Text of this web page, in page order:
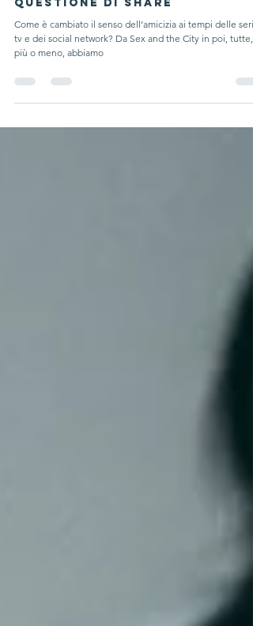
Parola ai giovani
Questione di share
Come è cambiato il senso dell’amicizia ai tempi delle serie
tv e dei social network? Da Sex and the City in poi, tutte,
più o meno, abbiamo